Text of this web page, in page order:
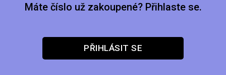
Máte číslo už zakoupené? Přihlaste se.
PŘIHLÁSIT SE